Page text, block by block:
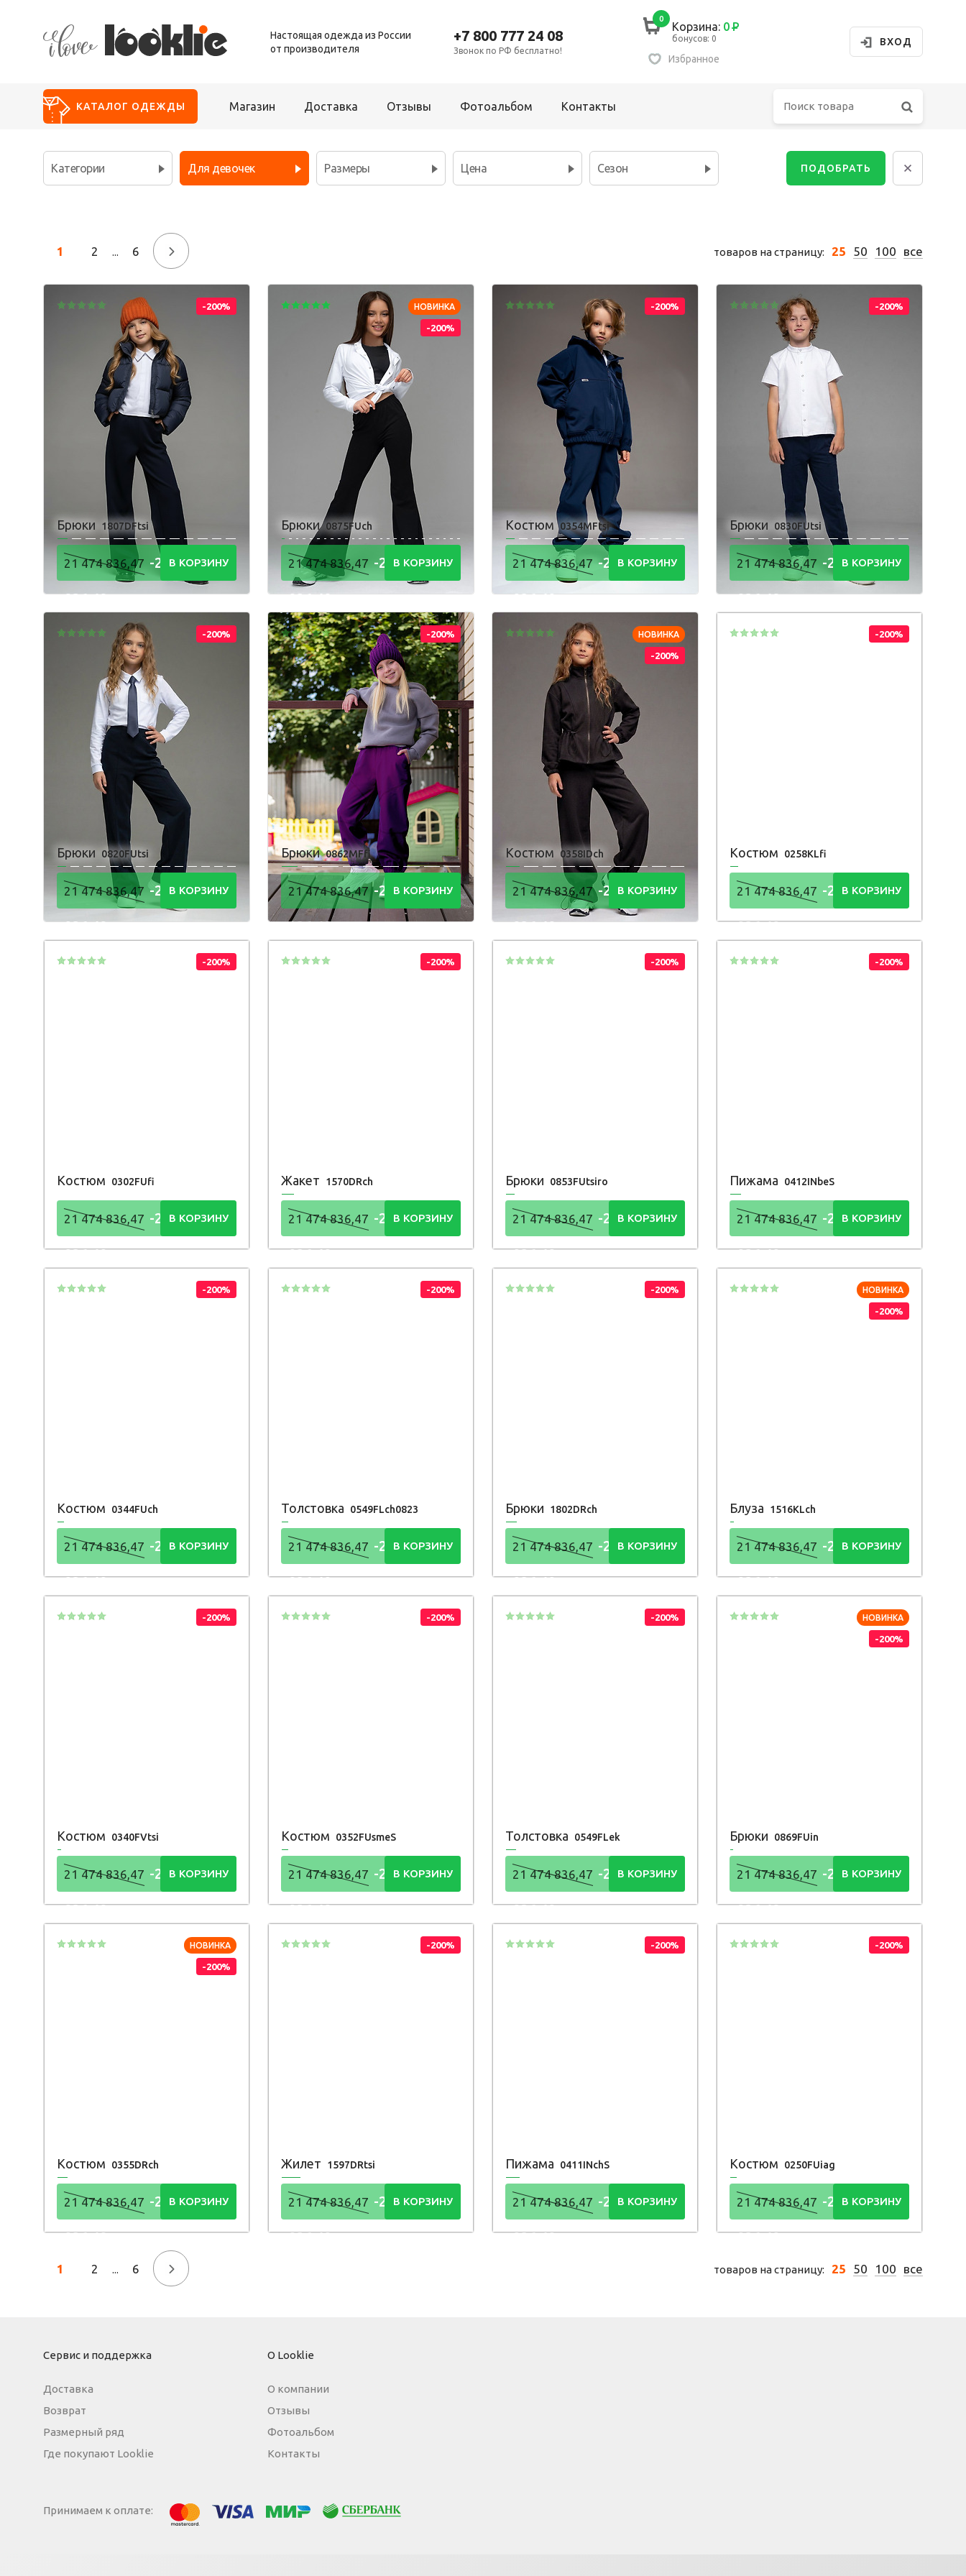
Настоящая одежда из России
от производителя
+7 800 777 24 08
Звонок по РФ бесплатно!
0
Корзина: 0Р
бонусов: 0
Избранное
ВХОД
КАТАЛОГ ОДЕЖДЫ Магазин Доставка Отзывы Фотоальбом Контакты
Новинки
Распродажа
Для девочек
Комбинезон
Костюм
Шорты
Для мальчиков
Одежда для взрослых
Категории Для девочек Размеры Цена Сезон ПОДОБРАТЬ
1 2 ... 6 → товаров на страницу: 25 50 100 все
-200%
Брюки 1807DFtsi
21 474 836,47 -21 474
836,48Р
В КОРЗИНУ
НОВИНКА
-200%
Брюки 0875FUch
21 474 836,47 -21 474
836,48Р
В КОРЗИНУ
-200%
Костюм 0354MFtsi
21 474 836,47-21 474
836,48Р
В КОРЗИНУ
-200%
Брюки 0830FUtsi
21 474 836,47 -21 474
836,48Р
В КОРЗИНУ
-200%
Брюки 0820FUtsi
21 474 836,47 -21 474
836,48Р
В КОРЗИНУ
-200%
Брюки 0862MFfi
21 474 836,47-21 474
836,48Р
В КОРЗИНУ
НОВИНКА
-200%
Костюм 0358IDch
21 474 836,47-21 474
836,48Р
В КОРЗИНУ
-200%
Костюм 0258KLfi
21 474 836,47 -21 474
836,48Р
В КОРЗИНУ
-200%
Костюм 0302FUfi
21 474 836,47 -21 474
836,48Р
В КОРЗИНУ
-200%
Жакет 1570DRch
21 474 836,47 -21 474
836,48Р
В КОРЗИНУ
-200%
Брюки 0853FUtsiro
21 474 836,47 -21 474
836,48Р
В КОРЗИНУ
-200%
Пижама 0412INbeS
21 474 836,47 -21 474
836,48Р
В КОРЗИНУ
-200%
Костюм 0344FUch
21 474 836,47 -21 474
836,48Р
В КОРЗИНУ
-200%
Толстовка 0549FLch0823
21 474 836,47 -21 474
836,48Р
В КОРЗИНУ
-200%
Брюки 1802DRch
21 474 836,47 -21 474
836,48Р
В КОРЗИНУ
НОВИНКА
-200%
Блуза 1516KLch
21 474 836,47 -21 474
836,48Р
В КОРЗИНУ
-200%
Костюм 0340FVtsi
21 474 836,47 -21 474
836,48Р
В КОРЗИНУ
-200%
Костюм 0352FUsmeS
21 474 836,47 -21 474
836,48Р
В КОРЗИНУ
-200%
Толстовка 0549FLek
21 474 836,47 -21 474
836,48Р
В КОРЗИНУ
НОВИНКА
-200%
Брюки 0869FUin
21 474 836,47 -21 474
836,48Р
В КОРЗИНУ
НОВИНКА
-200%
Костюм 0355DRch
21 474 836,47 -21 474
836,48Р
В КОРЗИНУ
-200%
Жилет 1597DRtsi
21 474 836,47 -21 474
836,48Р
В КОРЗИНУ
-200%
Пижама 0411INchS
21 474 836,47 -21 474
836,48Р
В КОРЗИНУ
-200%
Костюм 0250FUiag
21 474 836,47 -21 474
836,48Р
В КОРЗИНУ
1 2 ... 6 → товаров на страницу: 25 50 100 все
Сервис и поддержка
Доставка
Возврат
Размерный ряд
Где покупают Looklie
О Looklie
О компании
Отзывы
Фотоальбом
Контакты
Принимаем к оплате: